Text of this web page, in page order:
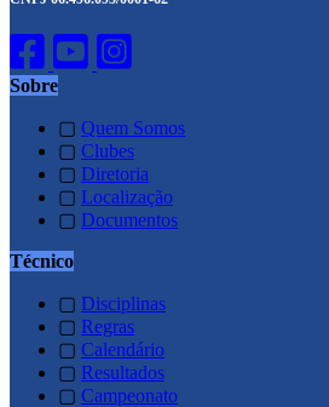
Sobre
▢ Quem Somos
▢ Clubes
▢ Diretoria
▢ Localização
▢ Documentos
Técnico
▢ Disciplinas
▢ Regras
▢ Calendário
▢ Resultados
▢ Campeonato